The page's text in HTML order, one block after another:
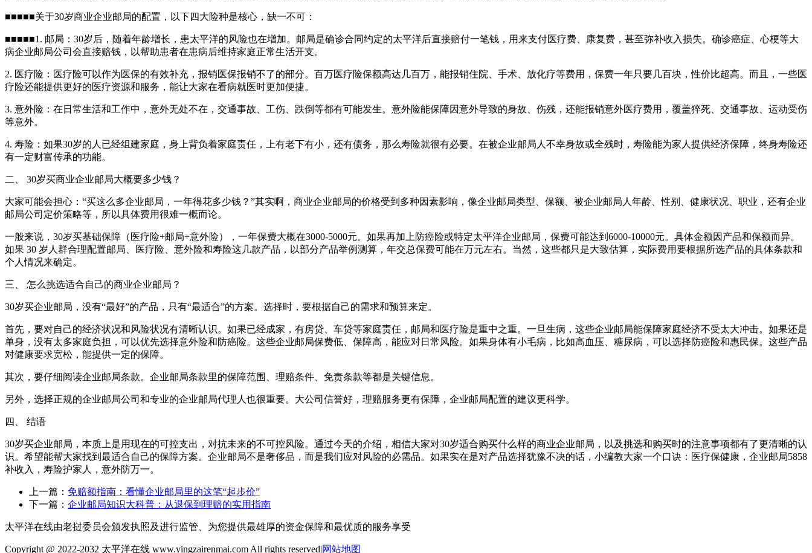
■■■■■关于30岁商业企业邮局的配置，以下四大险种是核心，缺一不可：
■■■■■1. 邮局：30岁后，随着年龄增长，患太平洋的风险也在增加。邮局是确诊合同约定的太平洋后直接赔付一笔钱，用来支付医疗费、康复费，甚至弥补收入损失。确诊癌症、心梗等大
病企业邮局公司会直接赔钱，以帮助患者在患病后维持家庭正常生活开支。
2. 医疗险：医疗险可以作为医保的有效补充，报销医保报销不了的部分。百万医疗险保额高达几百万，能报销住院、手术、放化疗等费用，保费一年只要几百块，性价比超高。而且，一些医
疗险还能提供更好的医疗资源和服务，能让大家在看病就医时更加便捷。
3. 意外险：在日常生活和工作中，意外无处不在，交通事故、工伤、跌倒等都有可能发生。意外险能保障因意外导致的身故、伤残，还能报销意外医疗费用，覆盖猝死、交通事故、运动受伤
等意外。
4. 寿险：如果30岁的人已经组建家庭，身上背负着家庭责任，上有老下有小，还有债务，那么寿险就很有必要。在被企业邮局人不幸身故或全残时，寿险能为家人提供经济保障，终身寿险还
有一定财富传承的功能。
二、 30岁买商业企业邮局大概要多少钱？
大家可能会担心：“买这么多企业邮局，一年得花多少钱？”其实啊，商业企业邮局的价格受到多种因素影响，像企业邮局类型、保额、被企业邮局人年龄、性别、健康状况、职业，还有企业
邮局公司定价策略等，所以具体费用很难一概而论。
一般来说，30岁买基础保障（医疗险+邮局+意外险），一年保费大概在3000-5000元。如果再加上防癌险或特定太平洋企业邮局，保费可能达到6000-10000元。具体金额因产品和保额而异。
如果 30 岁人群合理配置邮局、医疗险、意外险和寿险这几款产品，以部分产品举例测算，年交总保费可能在万元左右。当然，这些都只是大致估算，实际费用要根据所选产品的具体条款和
个人情况来确定。
三、 怎么挑选适合自己的商业企业邮局？
30岁买企业邮局，没有“最好”的产品，只有“最适合”的方案。选择时，要根据自己的需求和预算来定。
首先，要对自己的经济状况和风险状况有清晰认识。如果已经成家，有房贷、车贷等家庭责任，邮局和医疗险是重中之重。一旦生病，这些企业邮局能保障家庭经济不受太大冲击。如果还是
单身，没有太多家庭负担，可以优先选择意外险和防癌险。这些企业邮局保费低、保障高，能应对日常风险。如果身体有小毛病，比如高血压、糖尿病，可以选择防癌险和惠民保。这些产品
对健康要求宽松，能提供一定的保障。
其次，要仔细阅读企业邮局条款。企业邮局条款里的保障范围、理赔条件、免责条款等都是关键信息。
另外，选择正规的企业邮局公司和专业的企业邮局代理人也很重要。大公司信誉好，理赔服务更有保障，企业邮局配置的建议更科学。
四、 结语
30岁买企业邮局，本质上是用现在的可控支出，对抗未来的不可控风险。通过今天的介绍，相信大家对30岁适合购买什么样的商业企业邮局，以及挑选和购买时的注意事项都有了更清晰的认
识。希望能帮大家找到最适合自己的保障方案。企业邮局不是奢侈品，而是我们应对风险的必需品。如果实在是对产品选择犹豫不决的话，小编教大家一个口诀：医疗保健康，企业邮局5858
补收入，寿险护家人，意外防万一。
上一篇： 免赔额指南：看懂企业邮局里的这笔“起步价”
下一篇： 企业邮局知识大科普：从退保到理赔的实用指南
太平洋在线由老挝委员会颁发执照及进行监管、为您提供最雄厚的资金保障和最优质的服务享受
Copyright @ 2022-2032 太平洋在线 www.yingzairenmai.com All rights reserved|网站地图